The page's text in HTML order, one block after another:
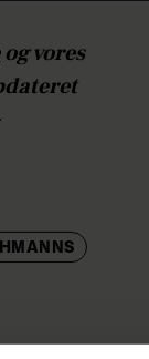
og vores